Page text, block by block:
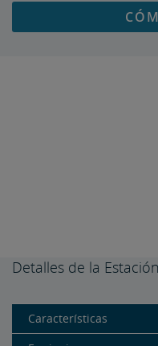
Detalles de la Estación
Características